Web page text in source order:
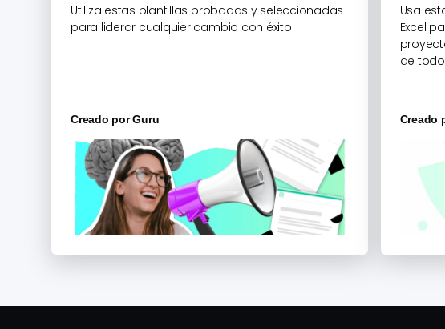
Utiliza estas plantillas probadas y seleccionadas
para liderar cualquier cambio con éxito.
Creado porGuru
Usa
Excel
de
Creado